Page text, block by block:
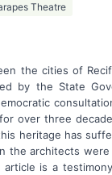
Theatre
the cities of
by the State
over three
heritage has
architects
article is a